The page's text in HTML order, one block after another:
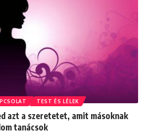
TEST ÉS LÉLEK
azt a szeretetet, amit másoknak
tanácsok